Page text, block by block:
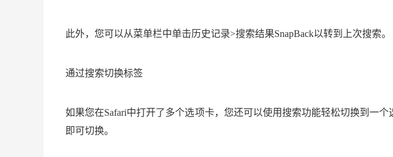
此外，您可以从菜单栏中单击历史记录>搜索结果SnapBack以转到上次搜索。
通过搜索切换标签
如果您在Safari中打开了多个选项卡，您还可以使用搜索功能轻松切换到一
即可切换。